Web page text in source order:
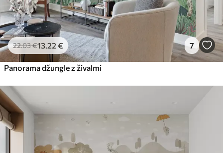
22.03€13 .22 € 7
Panorama džungle z živalmi